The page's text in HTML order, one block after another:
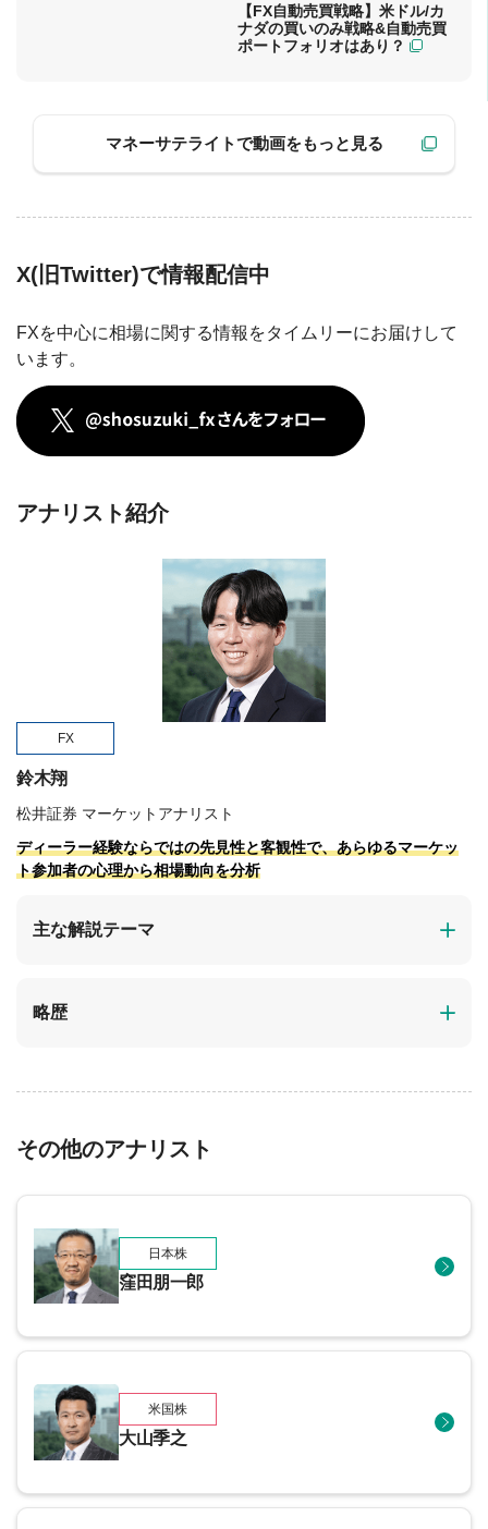
【FX自動売買戦略】米ドル/カ
ナダの買いのみ戦略&自動売買
ポートフォリオはあり？
マネーサテライトで動画をもっと見る
X(旧Twitter)で情報配信中
FXを中心に相場に関する情報をタイムリーにお届けして
います。
アナリスト紹介
FX
鈴木翔
松井証券 マーケットアナリスト
ディーラー経験ならではの先見性と客観性で、あらゆるマーケッ
ト参加者の心理から相場動向を分析
主な解説テーマ
略歴
その他のアナリスト
日本株
窪田朋一郎
米国株
大山季之